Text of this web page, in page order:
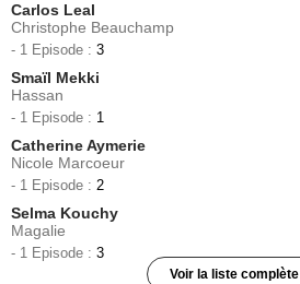
Carlos Leal
Christophe Beauchamp
- 1 Episode : 3
Smaïl Mekki
Hassan
- 1 Episode : 1
Catherine Aymerie
Nicole Marcoeur
- 1 Episode : 2
Selma Kouchy
Magalie
- 1 Episode : 3
Voir la liste complète